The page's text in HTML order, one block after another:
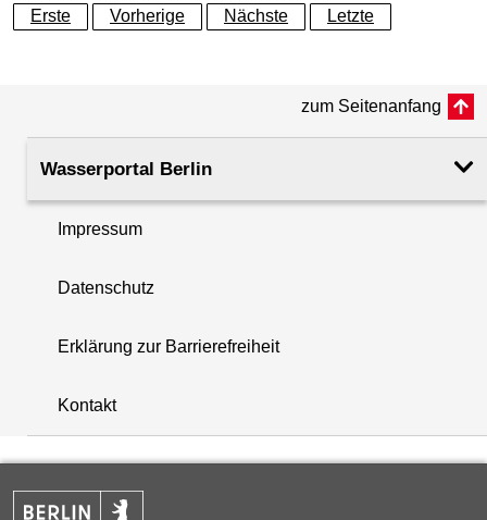
+
−
Erste
Vorherige Nächste Letzte
zum Seitenanfang
Wasserportal Berlin
Impressum
Datenschutz
Erklärung zur Barrierefreiheit
Kontakt